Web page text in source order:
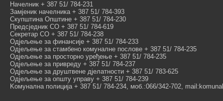
Начелник + 387 51/ 784-231
Замјеник начелника + 387 51/ 784-393
Скупштина Општине + 387 51/ 784-230
Предсједник СО + 387 51/ 784-619
Секретар СО + 387 51/ 784-238
Одјељење за финансије + 387 51/ 784-233
Одјељење за стамбено комуналне послове + 387 51/ 784-235
Одјељење за просторно уређење + 387 51/ 784-235
Одјељење за привреду + 387 51/ 784-237
Одјељење за друштвене дјелатности + 387 51/ 783-625
Одјељење за општу управу + 387 51/ 784-239
Kомунална полиција + 387 51/ 784-234, моб.:066/342-702,